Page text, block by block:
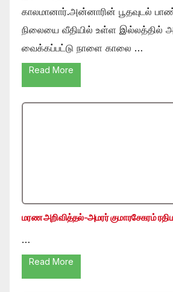
காலமானார்.அன்னாரின் பூதவுடல்
நிலையை வீதியில் உள்ள இல்லத்தில்
வைக்கப்பட்டு நாளை காலை …
Read More
மரண அறிவித்தல்-அமரர் குமாரசேகரம்
…
Read More